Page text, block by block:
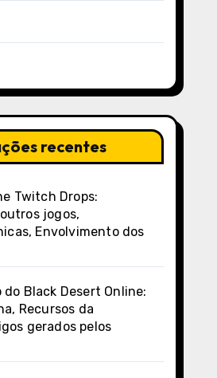
recentes
Twitch Drops:
jogos,
Envolvimento dos
do Black Desert Online:
Recursos da
gerados pelos